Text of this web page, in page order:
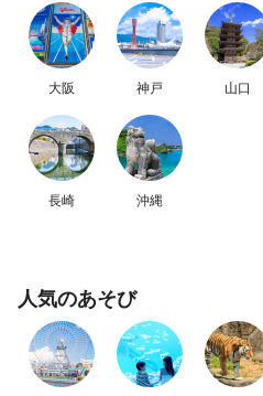
大阪 神戸 山口
長崎 沖縄
人気のあそび